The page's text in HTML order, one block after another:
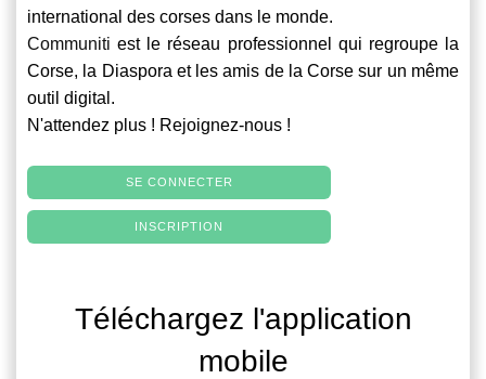
international des corses dans le monde.
Communiti est le réseau professionnel qui regroupe la
Corse, la Diaspora et les amis de la Corse sur un même
outil digital.
N'attendez plus ! Rejoignez-nous !
SE CONNECTER
INSCRIPTION
Téléchargez l'application
mobile